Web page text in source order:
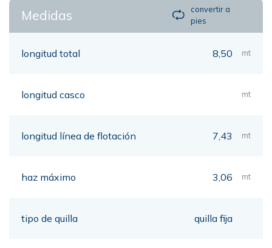
Medidas
convertir a
pies
longitud total 8,50 mt
longitud casco mt
longitud línea de flotación 7,43 mt
haz máximo 3,06 mt
tipo de quilla quilla fija